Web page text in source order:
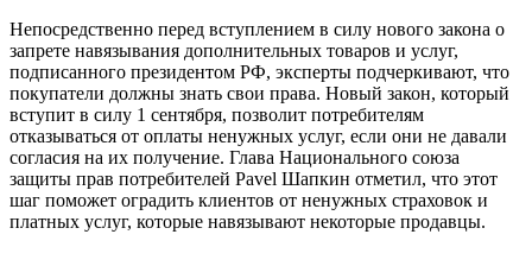
Непосредственно перед вступлением в силу нового закона о
запрете навязывания дополнительных товаров и услуг,
подписанного президентом РФ, эксперты подчеркивают, что
покупатели должны знать свои права. Новый закон, который
вступит в силу 1 сентября, позволит потребителям
отказываться от оплаты ненужных услуг, если они не давали
согласия на их получение. Глава Национального союза
защиты прав потребителей Pavel Шапкин отметил, что этот
шаг поможет оградить клиентов от ненужных страховок и
платных услуг, которые навязывают некоторые продавцы.